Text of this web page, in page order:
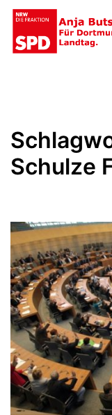
Zum
Inhalt
springen
Schulze